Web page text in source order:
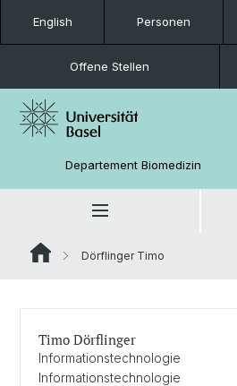
English Personen
Offene Stellen
Departement Biomedizin
Dörflinger Timo
Timo Dörflinger
Informationstechnologie
Informationstechnologie